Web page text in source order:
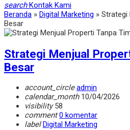
search Kontak Kami
Beranda » Digital Marketing » Strategi
Besar
Strategi Menjual
Besar
account_circle admin
calendar_month10/04/2026
visibility58
comment 0 komentar
label Digital Marketing